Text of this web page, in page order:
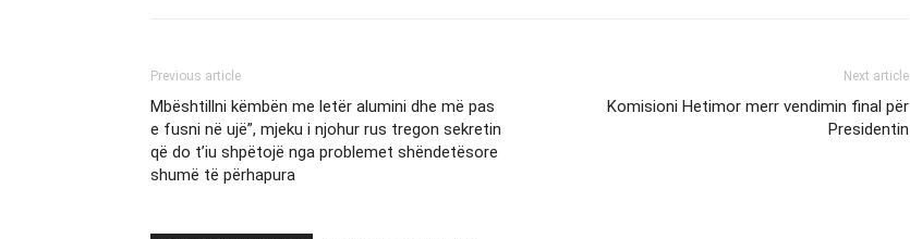
Previous article
Mbështillni këmbën me letër alumini dhe më pas
e fusni në ujë”, mjeku i njohur rus tregon sekretin
që do t’iu shpëtojë nga problemet shëndetësore
shumë të përhapura
Next article
Komisioni Hetimor merr vendimin final për
Presidentin